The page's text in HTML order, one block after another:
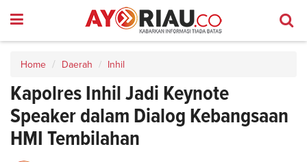
Home Daerah Inhil
Kapolres Inhil Jadi Keynote
Speaker dalam Dialog Kebangsaan
HMI Tembilahan